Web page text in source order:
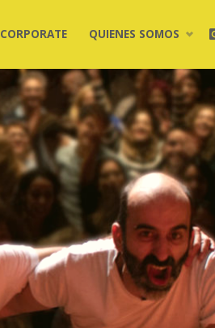
CORPORATE QUIENES SOMOS